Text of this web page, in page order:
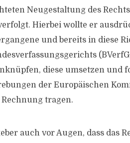
Neugestaltung des
Hierbei wollte er
und bereits in diese
diese umsetzen
der Europäischen
tragen.
auch vor Augen, dass das